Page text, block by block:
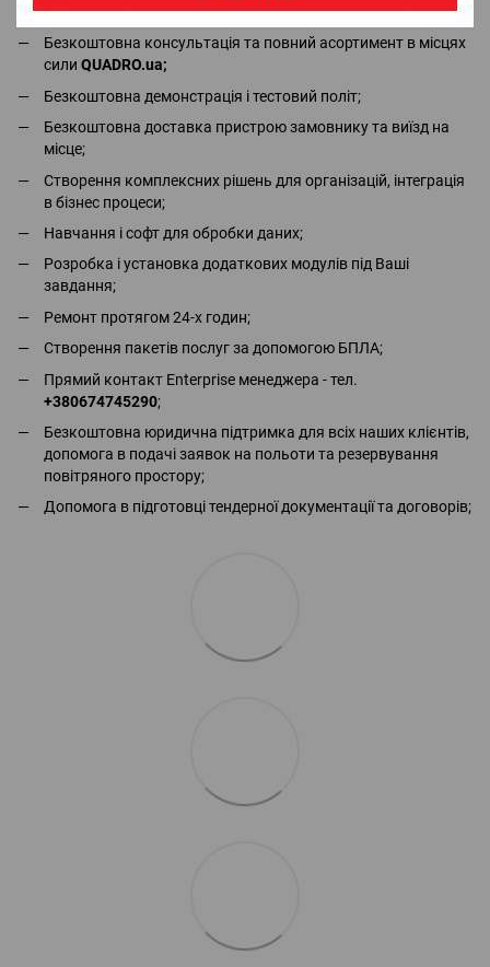
DJI, Bluetti, Jackery - в наявності всі сертифікати та дозволи;
Безкоштовна консультація та повний асортимент в місцях
сили QUADRO.ua;
Безкоштовна демонстрація і тестовий політ;
Безкоштовна доставка пристрою замовнику та виїзд на
місце;
Створення комплексних рішень для організацій, інтеграція
в бізнес процеси;
Навчання і софт для обробки даних;
Розробка і установка додаткових модулів під Ваші
завдання;
Ремонт протягом 24-х годин;
Створення пакетів послуг за допомогою БПЛА;
Прямий контакт Enterprise менеджера - тел.
+380674745290;
Безкоштовна юридична підтримка для всіх наших клієнтів,
допомога в подачі заявок на польоти та резервування
повітряного простору;
Допомога в підготовці тендерної документації та договорів;